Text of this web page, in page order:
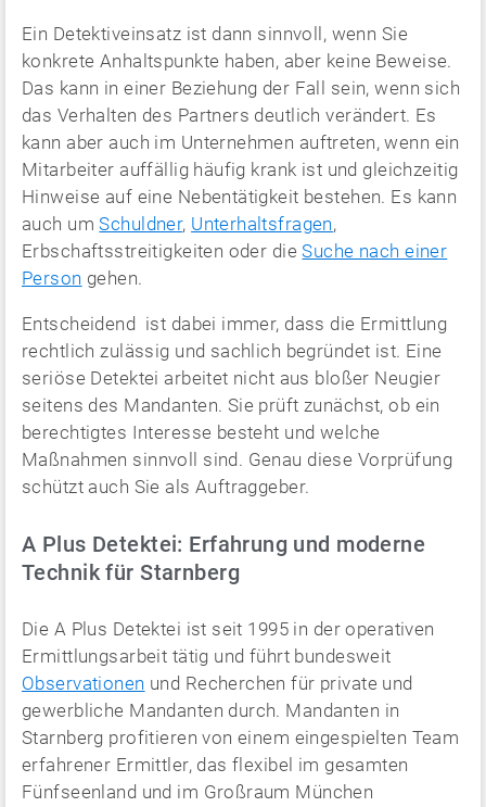
Ein Detektiveinsatz ist dann sinnvoll, wenn Sie
konkrete Anhaltspunkte haben, aber keine Beweise.
Das kann in einer Beziehung der Fall sein, wenn sich
das Verhalten des Partners deutlich verändert. Es
kann aber auch im Unternehmen auftreten, wenn ein
Mitarbeiter auffällig häufig krank ist und gleichzeitig
Hinweise auf eine Nebentätigkeit bestehen. Es kann
auch umSchuldner, Unterhaltsfragen,
Erbschaftsstreitigkeiten oder dieSuche nach einer
Person gehen.
Entscheidend ist dabei immer, dass die Ermittlung
rechtlich zulässig und sachlich begründet ist. Eine
seriöse Detektei arbeitet nicht aus bloßer Neugier
seitens des Mandanten. Sie prüft zunächst, ob ein
berechtigtes Interesse besteht und welche
Maßnahmen sinnvoll sind. Genau diese Vorprüfung
schützt auch Sie als Auftraggeber.
A Plus Detektei: Erfahrung und moderne
Technik für Starnberg
Die A Plus Detektei ist seit 1995 in der operativen
Ermittlungsarbeit tätig und führt bundesweit
Observationen und Recherchen für private und
gewerbliche Mandanten durch. Mandanten in
Starnberg profitieren von einem eingespielten Team
erfahrener Ermittler, das flexibel im gesamten
Fünfseenland und im Großraum München